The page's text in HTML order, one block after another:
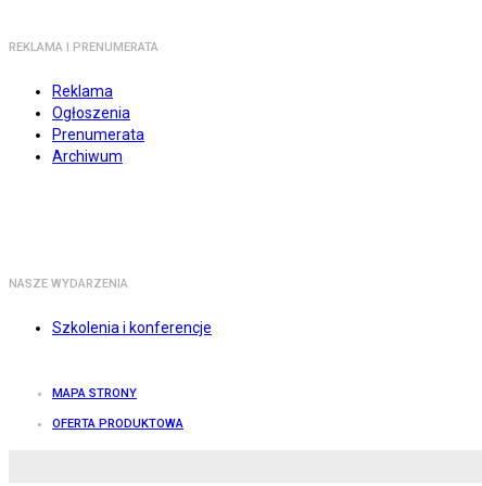
REKLAMA I PRENUMERATA
Reklama
Ogłoszenia
Prenumerata
Archiwum
NASZE WYDARZENIA
Szkolenia i konferencje
MAPA STRONY
OFERTA PRODUKTOWA